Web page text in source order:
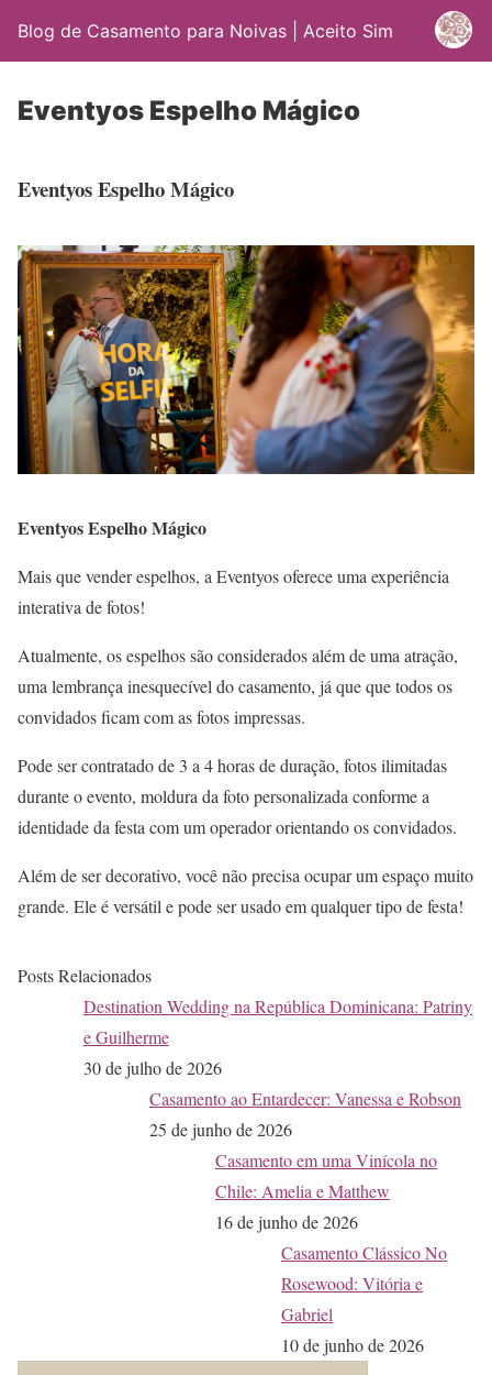
Blog de Casamento para Noivas | Aceito Sim
Eventyos Espelho Mágico
Eventyos Espelho Mágico
Eventyos Espelho Mágico
­Mais que vender espelhos, a Eventyos oferece uma experiência
interativa de fotos!
Atualmente, os espelhos são considerados além de uma atração,
uma lembrança inesquecível do casamento, já que que todos os
convidados ficam com as fotos impressas.
Pode ser contratado de 3 a 4 horas de duração, fotos ilimitadas
durante o evento, moldura da foto personalizada conforme a
identidade da festa com um operador orientando os convidados.
Além de ser decorativo, você não precisa ocupar um espaço muito
grande. Ele é versátil e pode ser usado em qualquer tipo de festa!
Posts Relacionados
Destination Wedding na República Dominicana: Patriny
e Guilherme
30 de julho de 2026
Casamento ao Entardecer: Vanessa e Robson
25 de junho de 2026
Casamento em uma Vinícola no
Chile: Amelia e Matthew
16 de junho de 2026
Casamento Clássico No
Rosewood: Vitória e
Gabriel
10 de junho de 2026